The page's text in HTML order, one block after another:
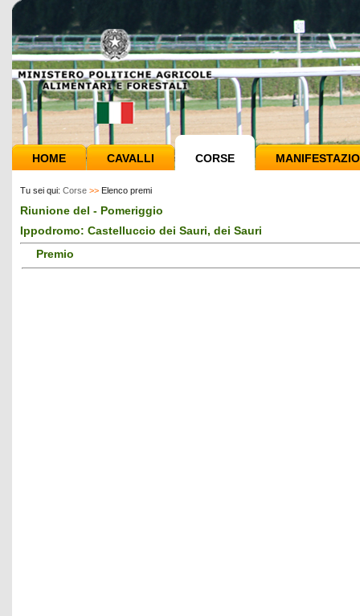
HOME CAVALLI CORSE
Tu sei qui: Corse >> Elenco premi
Riunione del - Pomeriggio
Ippodromo: Castelluccio dei Sauri, dei Sauri
Premio